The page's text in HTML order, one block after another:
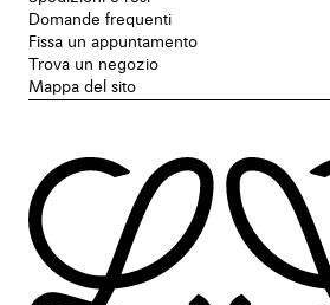
Domande frequenti
Fissa un appuntamento
Trova un negozio
Mappa del sito